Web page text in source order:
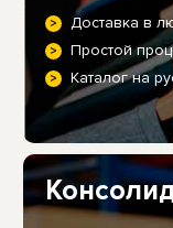
Доставка в
Простой
Каталог на